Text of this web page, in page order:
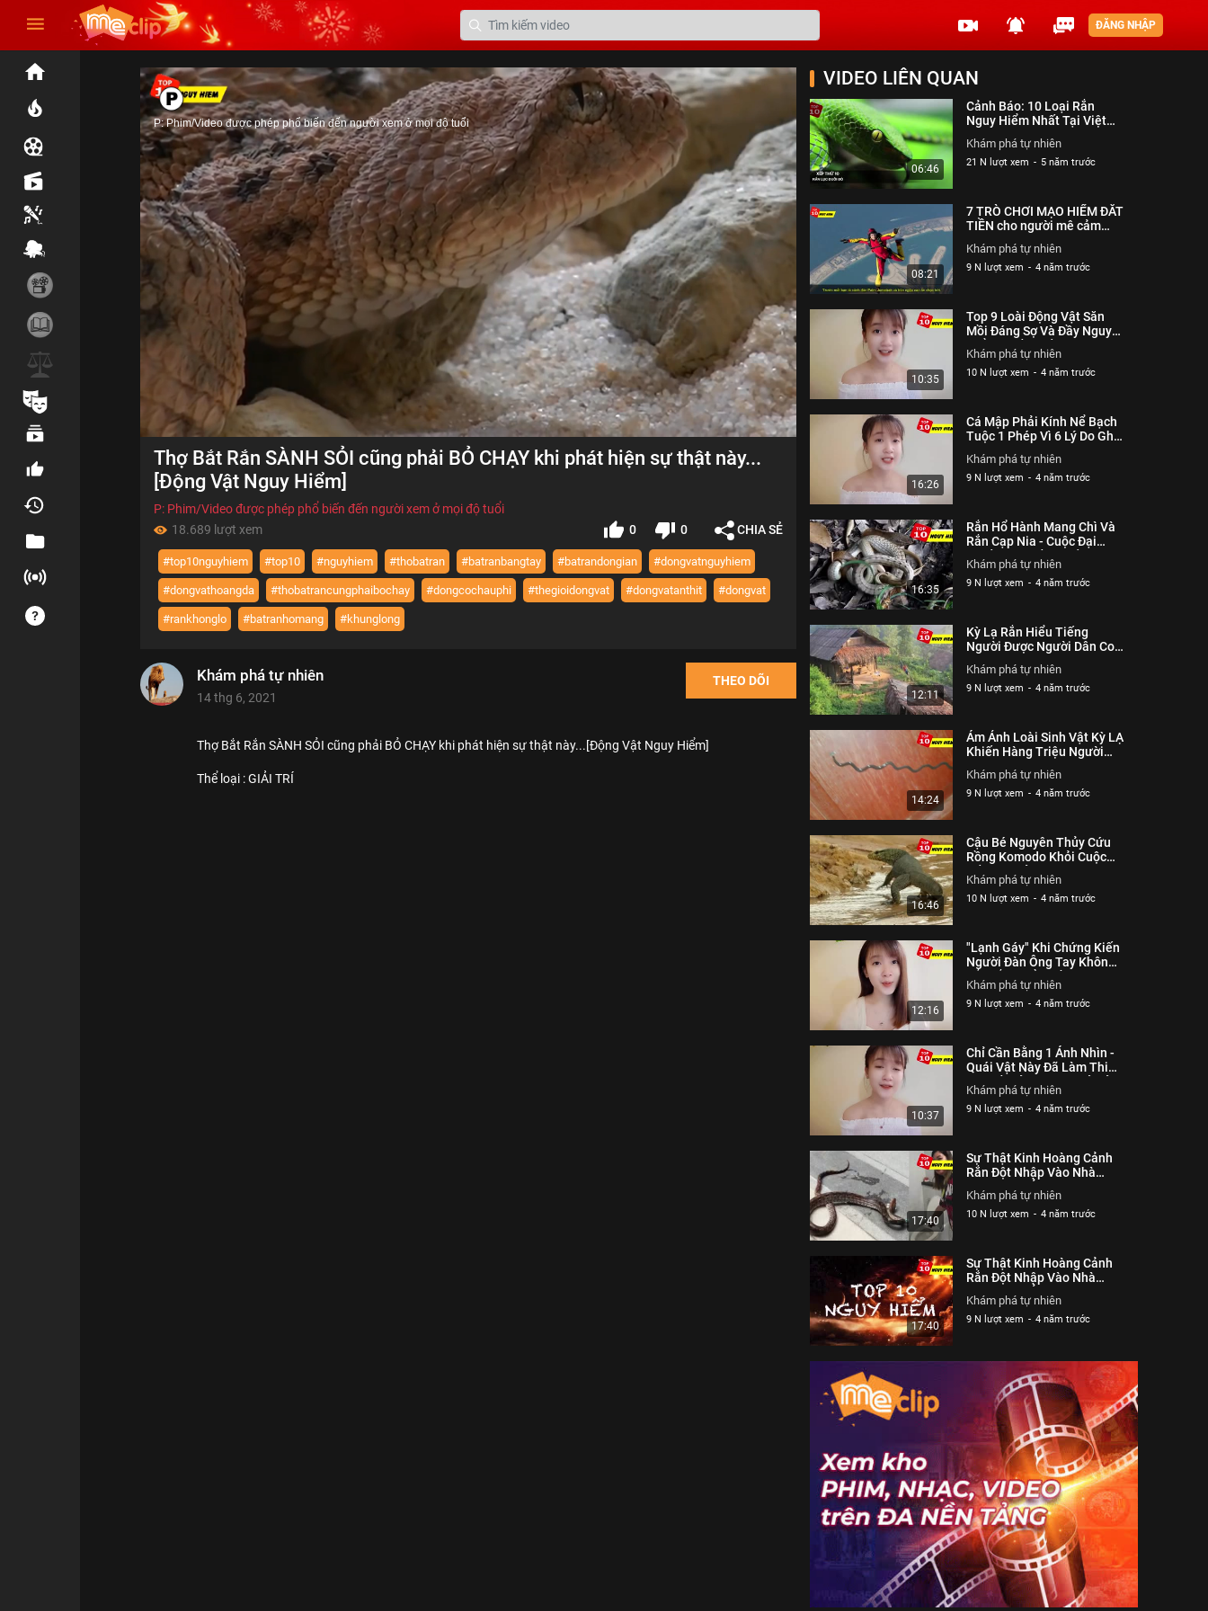
ĐĂNG NHẬP
03:04 Volume
0%
P: Phim/Video được phép phổ biến đến người xem ở mọi độ tuổi
Thợ Bắt Rắn SÀNH SỎI cũng phải BỎ CHẠY khi phát hiện sự thật này...
[Động Vật Nguy Hiểm]
P: Phim/Video được phép phổ biến đến người xem ở mọi độ tuổi
18.689 lượt xem
0 0 CHIA SẺ
#top10nguyhiem #top10 #nguyhiem #thobatran #batranbangtay #batrandongian #dongvatnguyhiem
#dongvathoangda #thobatrancungphaibochay #dongcochauphi #thegioidongvat #dongvatanthit #dongvat
#rankhonglo #batranhomang #khunglong
Khám phá tự nhiên
14 thg 6, 2021
THEO DÕI
Thợ Bắt Rắn SÀNH SỎI cũng phải BỎ CHẠY khi phát hiện sự thật này...[Động Vật Nguy Hiểm]
Thể loại :GIẢI TRÍ
VIDEO LIÊN QUAN
06:46
Cảnh Báo: 10 Loại Rắn
Nguy Hiểm Nhất Tại Việt
Ta
Khám phá tự nhiên
21 N lượt xem - 5 năm trước
08:21
7 TRÒ CHƠI MẠO HIỂM ĐẮT
TIỀN cho người mê cảm
Khám phá tự nhiên
9 N lượt xem - 4 năm trước
10:35
Top 9 Loài Động Vật Săn
Mồi Đáng Sợ Và Đầy Nguy
Nhiên
Khám phá tự nhiên
10 N lượt xem - 4 năm trước
16:26
Cá Mập Phải Kính Nể Bạch
Tuộc 1 Phép Vì 6 Lý Do Ghê
Hiểm
Khám phá tự nhiên
9 N lượt xem - 4 năm trước
16:35
Rắn Hổ Hành Mang Chì Và
Rắn Cạp Nia - Cuộc Đại
Xem Phải Hoang Mang
Khám phá tự nhiên
9 N lượt xem - 4 năm trước
12:11
Kỳ Lạ Rắn Hiểu Tiếng
Người Được Người Dân Coi
Nguy Hiểm
Khám phá tự nhiên
9 N lượt xem - 4 năm trước
14:24
Ám Ảnh Loài Sinh Vật Kỳ LẠ
Khiến Hàng Triệu Người
Hiểm
Khám phá tự nhiên
9 N lượt xem - 4 năm trước
16:46
Cậu Bé Nguyên Thủy Cứu
Rồng Komodo Khỏi Cuộc
Khám phá tự nhiên
10 N lượt xem - 4 năm trước
12:16
"Lạnh Gáy" Khi Chứng Kiến
Người Đàn Ông Tay Không
Nguy Hiểm
Khám phá tự nhiên
9 N lượt xem - 4 năm trước
10:37
Chỉ Cần Bằng 1 Ánh Nhìn -
Quái Vật Này Đã Làm Thiêu
Con Người
Khám phá tự nhiên
9 N lượt xem - 4 năm trước
17:40
Sự Thật Kinh Hoàng Cảnh
Rắn Đột Nhập Vào Nhà
10 Nguy Hiểm
Khám phá tự nhiên
10 N lượt xem - 4 năm trước
17:40
Sự Thật Kinh Hoàng Cảnh
Rắn Đột Nhập Vào Nhà
10 Nguy Hiểm
Khám phá tự nhiên
9 N lượt xem - 4 năm trước